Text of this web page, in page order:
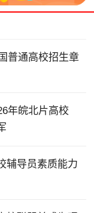
普通高校招生章
年皖北片高校
辅导员素质能力